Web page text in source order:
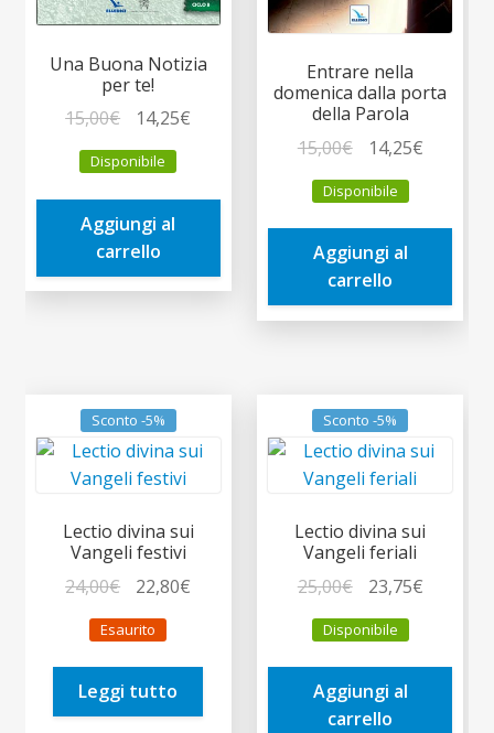
Una Buona Notizia
per te!
15,00€
prezzo
originale
era:
15,00€.
14,25€
è:
Disponibile
Aggiungi al
carrello
Entrare nella
domenica dalla porta
della Parola
15,00€
prezzo
originale
era:
15,00€.
14,25€Il
è:
Disponibile
Aggiungi al
carrello
Sconto -5%
Lectio divina sui
Vangeli festivi
24,00€
prezzo
originale
era:
24,00€.
22,80€
è:
Esaurito
Leggi tutto
Sconto -5%
Lectio divina sui
Vangeli feriali
25,00€
prezzo
originale
era:
25,00€.
23,75€Il
è:
Disponibile
Aggiungi al
carrello